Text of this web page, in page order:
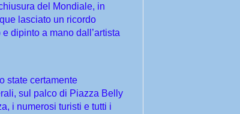
del Mondiale, in
lasciato un ricordo
dipinto a mano dall’artista
state certamente
sul palco di Piazza Belly
i numerosi turisti e tutti i